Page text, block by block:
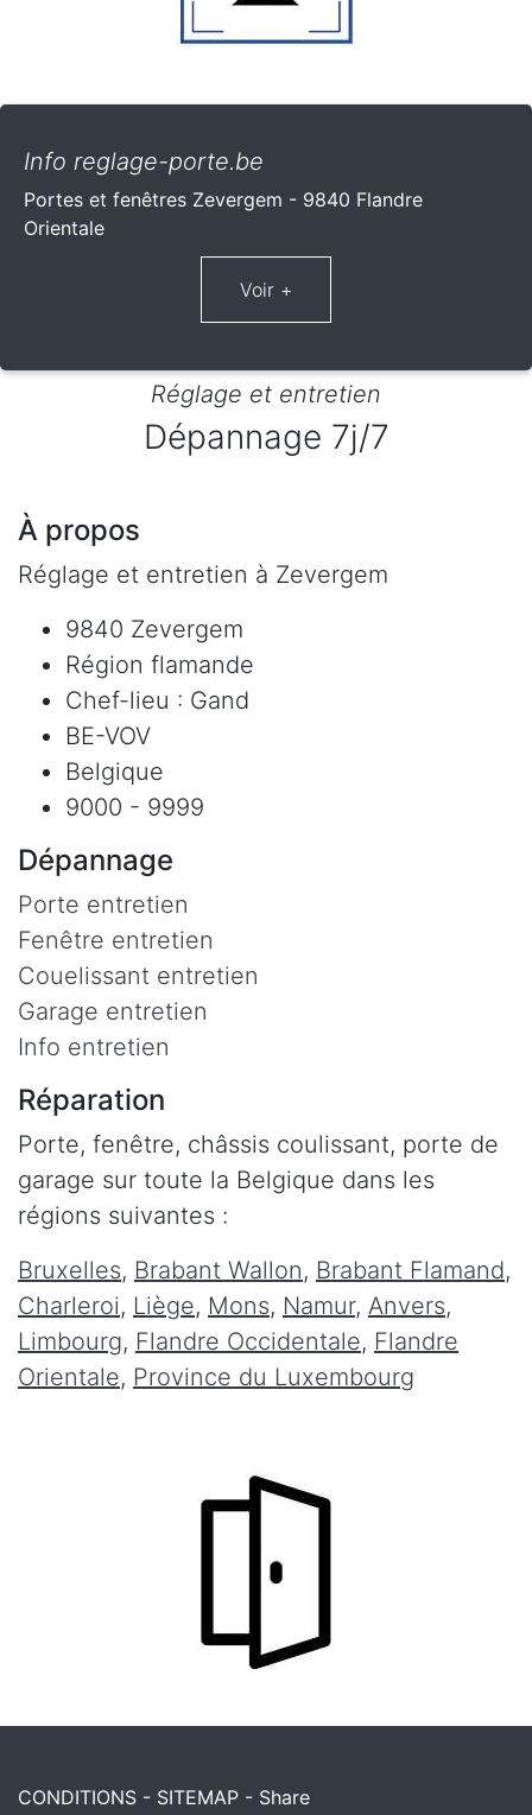
Info reglage-porte.be
Portes et fenêtres Zevergem - 9840 Flandre
Orientale
Réglage et entretien
Dépannage 7j/7
À propos
Réglage et entretien à Zevergem
9840 Zevergem
Région flamande
Chef-lieu : Gand
BE-VOV
Belgique
9000 - 9999
Dépannage
Porte entretien
Fenêtre entretien
Couelissant entretien
Garage entretien
Info entretien
Réparation
Porte, fenêtre, châssis coulissant, porte de
garage sur toute la Belgique dans les
régions suivantes :
Bruxelles, Brabant Wallon, Brabant Flamand,
Charleroi, Liège, Mons, Namur, Anvers,
Limbourg, Flandre Occidentale, Flandre
Orientale, Province du Luxembourg
CONDITIONS - SITEMAP - Share